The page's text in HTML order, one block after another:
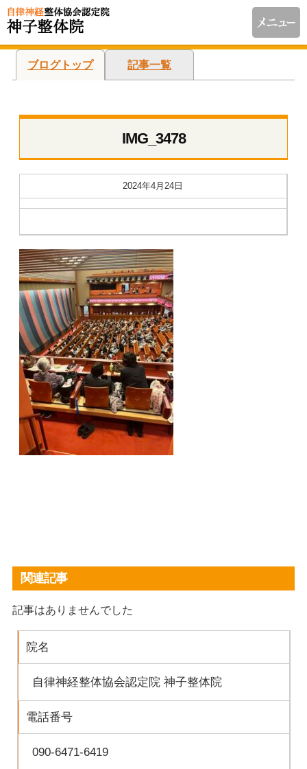
ブログトップ 記事一覧
IMG_3478
2024年4月24日
関連記事
記事はありませんでした
院名
自律神経整体協会認定院 神子整体院
電話番号
090-6471-6419